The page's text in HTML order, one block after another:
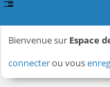
Bienvenue sur Espace
connecterou vous